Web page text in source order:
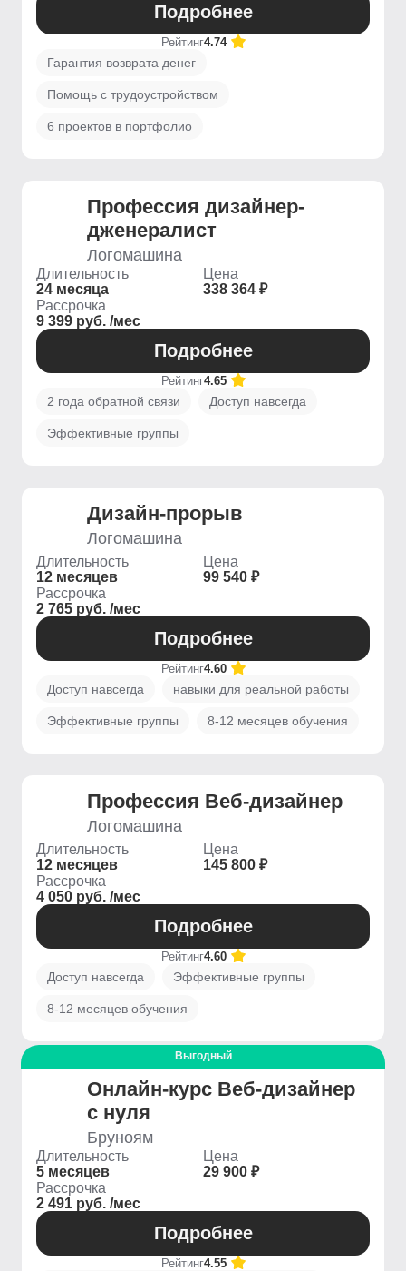
Подробнее
Рейтинг4.74
Гарантия возврата денег
Помощь с трудоустройством
6 проектов в портфолио
Профессия дизайнер-
дженералист
Логомашина
Длительность
24 месяца
Цена
338 364 ₽
Рассрочка
9 399 руб. /мес
Подробнее
Рейтинг4.65
2 года обратной связи Доступ навсегда
Эффективные группы
Дизайн-прорыв
Логомашина
Длительность
12 месяцев
Цена
99 540 ₽
Рассрочка
2 765 руб. /мес
Подробнее
Рейтинг4.60
Доступ навсегда навыки для реальной работы
Эффективные группы 8-12 месяцев обучения
Профессия Веб-дизайнер
Логомашина
Длительность
12 месяцев
Цена
145 800 ₽
Рассрочка
4 050 руб. /мес
Подробнее
Рейтинг4.60
Доступ навсегда Эффективные группы
8-12 месяцев обучения
Выгодный
Онлайн-курс Веб-дизайнер
с нуля
Бруноям
Длительность
5 месяцев
Цена
29 900 ₽
Рассрочка
2 491 руб. /мес
Подробнее
Рейтинг4.55